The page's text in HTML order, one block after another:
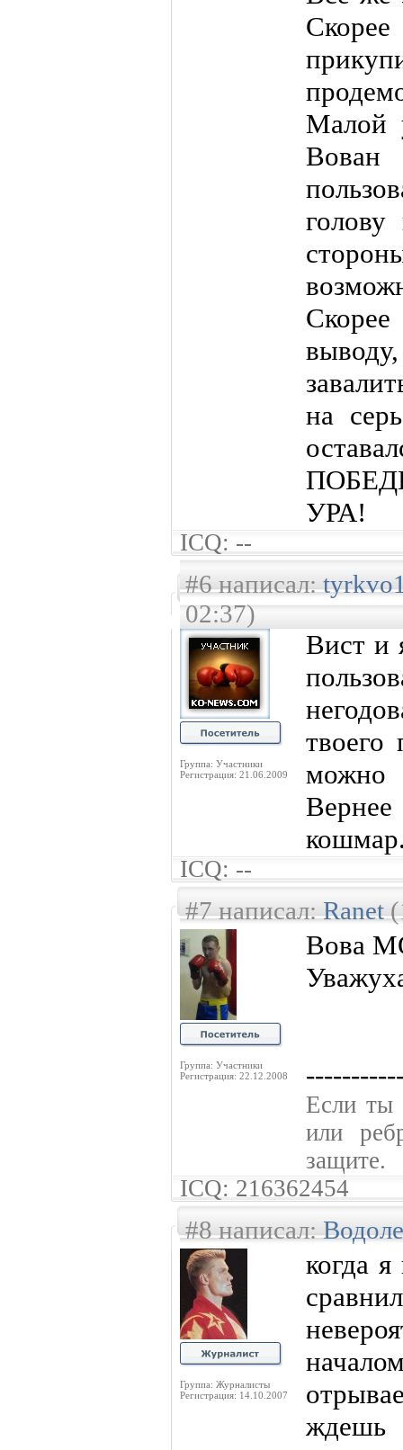
Малой
Вован
на
УРА!
ICQ: --
#6 написал:
02:37)
Группа: Участники
Регистрация: 21.06.2009
Вист и
твоего
можно
ICQ: --
#7 написал:Ranet
Группа: Участники
Регистрация: 22.12.2008
Вова
Если ты
или
защите.
ICQ: 216362454
#8 написал:
Группа: Журналисты
Регистрация: 14.10.2007
когда